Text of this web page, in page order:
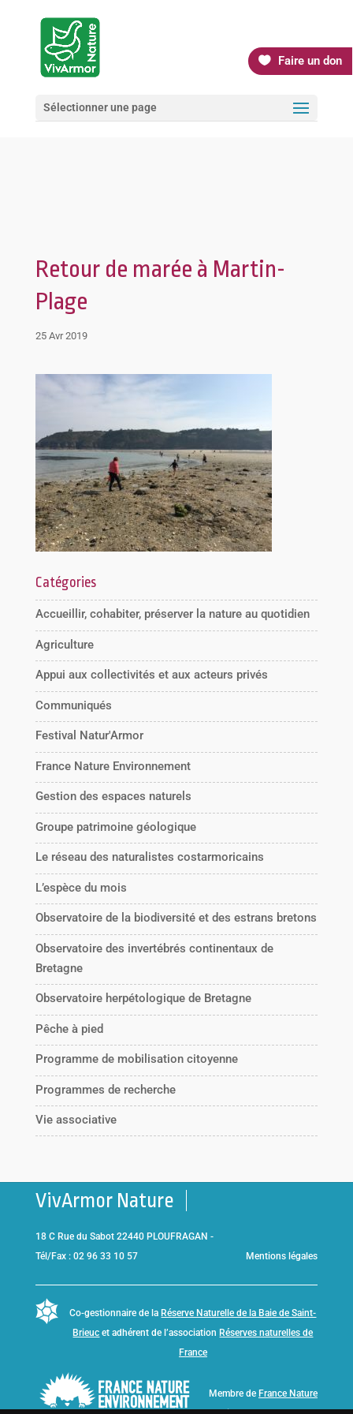
Faire un don
Sélectionner une page
Retour de marée à Martin-
Plage
25 Avr 2019
Catégories
Accueillir, cohabiter, préserver la nature au quotidien
Agriculture
Appui aux collectivités et aux acteurs privés
Communiqués
Festival Natur'Armor
France Nature Environnement
Gestion des espaces naturels
Groupe patrimoine géologique
Le réseau des naturalistes costarmoricains
L’espèce du mois
Observatoire de la biodiversité et des estrans bretons
Observatoire des invertébrés continentaux de
Bretagne
Observatoire herpétologique de Bretagne
Pêche à pied
Programme de mobilisation citoyenne
Programmes de recherche
Vie associative
VivArmor Nature
18 C Rue du Sabot 22440 PLOUFRAGAN -
Tél/Fax : 02 96 33 10 57
Mentions légales
Co-gestionnaire de la Réserve Naturelle de la Baie de Saint-
Brieuc et adhérent de l’association Réserves naturelles de
France
Membre de France Nature